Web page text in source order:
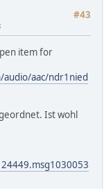
#43
item for
aac/ndr1nied
Ist wohl